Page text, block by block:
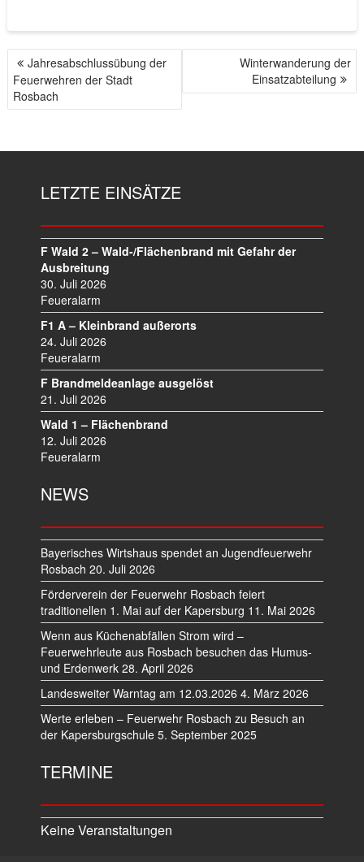
B
E
I
Jahresabschlussübung der
Feuerwehren der Stadt
Rosbach
Winterwanderung der
Einsatzabteilung
LETZTE EINSÄTZE
F Wald 2 – Wald-/Flächenbrand mit Gefahr der
Ausbreitung
30. Juli 2026
Feueralarm
F1 A – Kleinbrand außerorts
24. Juli 2026
Feueralarm
F Brandmeldeanlage ausgelöst
21. Juli 2026
Wald 1 – Flächenbrand
12. Juli 2026
Feueralarm
NEWS
Bayerisches Wirtshaus spendet an Jugendfeuerwehr
Rosbach 20. Juli 2026
Förderverein der Feuerwehr Rosbach feiert
traditionellen 1. Mai auf der Kapersburg 11. Mai 2026
Wenn aus Küchenabfällen Strom wird –
Feuerwehrleute aus Rosbach besuchen das Humus-
und Erdenwerk 28. April 2026
Landesweiter Warntag am 12.03.2026 4. März 2026
Werte erleben – Feuerwehr Rosbach zu Besuch an
der Kapersburgschule 5. September 2025
TERMINE
Keine Veranstaltungen